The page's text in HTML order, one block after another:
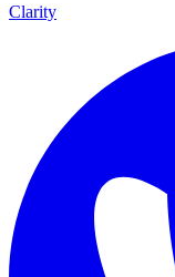
Clarity